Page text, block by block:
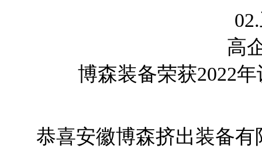
02.
高
博森装备荣获2022
恭喜安徽博森挤出装备有